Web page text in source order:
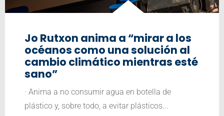
Jo Rutxon anima a “mirar a los
océanos como una solución al
cambio climático mientras esté
sano”
· Anima a no consumir agua en botella de
plástico y, sobre todo, a evitar plásticos...